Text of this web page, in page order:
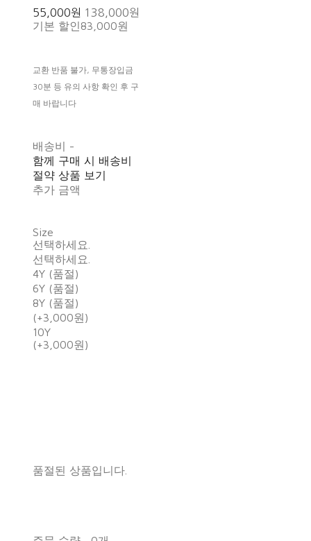
55,000원 138,000원
기본 할인 83,000원
교환 반품 불가, 무통장입금
30분 등 유의 사항 확인 후 구
매 바랍니다
배송비 -
함께 구매 시 배송비
절약 상품 보기
추가 금액
Size
선택하세요.
선택하세요.
4Y (품절)
6Y (품절)
8Y (품절)
(+3,000원)
10Y
(+3,000원)
품절된 상품입니다.